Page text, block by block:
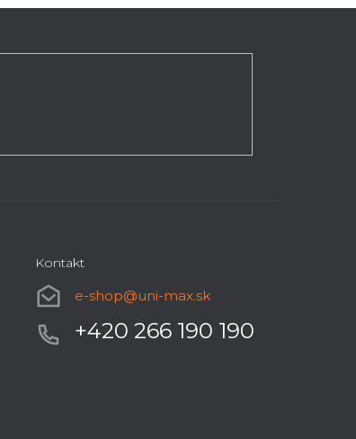
Kontakt
e-shop@uni-max.sk
+420 266 190 190